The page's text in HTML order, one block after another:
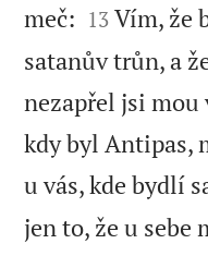
meč: 

13 Vím, že
satanův trůn, a
nezapřel jsi mou
kdy byl Antipas,
u vás, kde bydlí
jen to, že u sebe